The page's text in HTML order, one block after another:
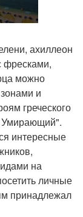
ахиллеон
фресками,
можно
и
греческого
Умирающий".
интересные
на
личные
принадлежал